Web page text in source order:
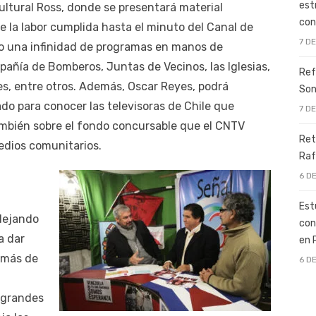
Ross, donde se presentará material
la labor cumplida hasta el minuto del Canal de
una infinidad de programas en manos de
de Bomberos, Juntas de Vecinos, las Iglesias,
entre otros. Además, Oscar Reyes, podrá
para conocer las televisoras de Chile que
sobre el fondo concursable que el CNTV
comunitarios.
dar
de
7
7
6
en
6